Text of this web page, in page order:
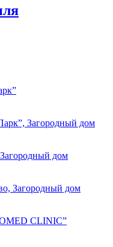
Загородный дом
дом
Загородный дом
CLINIC”